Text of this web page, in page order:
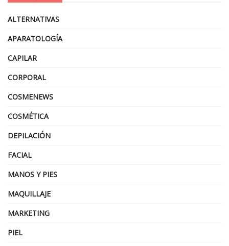
ALTERNATIVAS
APARATOLOGÍA
CAPILAR
CORPORAL
COSMENEWS
COSMÉTICA
DEPILACIÓN
FACIAL
MANOS Y PIES
MAQUILLAJE
MARKETING
PIEL